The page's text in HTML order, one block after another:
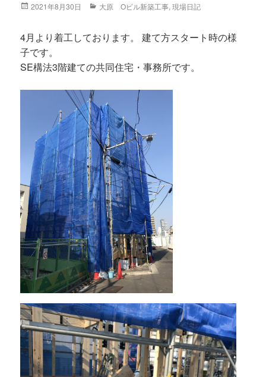
Posted
2021年8月30日 Categories
大原 Oビル新築工事,現場日記
4月より着工しております。 建て方スタート時の様
子です。
SE構法3階建ての共同住宅・事務所です。